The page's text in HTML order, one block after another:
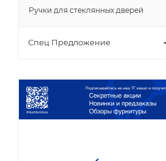
Ручки для стеклянных дверей
Спец Предложение